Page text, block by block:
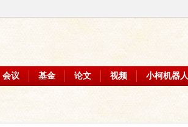
会议 基金 论文 视频 小柯机器人